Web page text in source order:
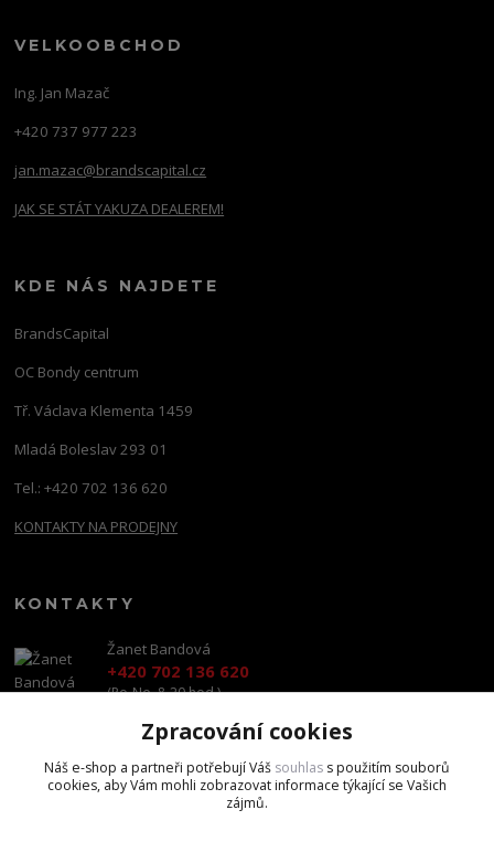
VELKOOBCHOD
Ing. Jan Mazač
+420 737 977 223
jan.mazac@brandscapital.cz
JAK SE STÁT YAKUZA DEALEREM!
KDE NÁS NAJDETE
BrandsCapital
OC Bondy centrum
Tř. Václava Klementa 1459
Mladá Boleslav 293 01
Tel.: +420 702 136 620
KONTAKTY NA PRODEJNY
KONTAKTY
Žanet Bandová
+420 702 136 620
(Po-Ne, 8-20 hod.)
shop@brandscapital.cz
Zpracování cookies
Náš e-shop a partneři potřebují Váš souhlas s použitím souborů
cookies, aby Vám mohli zobrazovat informace týkající se Vašich
zájmů.